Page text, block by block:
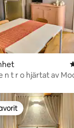
betyg, 155
n t r o hjärtat av